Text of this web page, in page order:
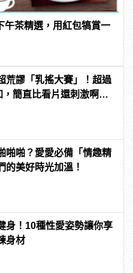
午茶精選，用紅包犒賞一
荒謬「乳搖大賽」！超過
簡直比看片還刺激啊！ |
啪啪？愛愛必備「情趣精
的美好時光加溫！
身！10種性愛姿勢讓你享
身材